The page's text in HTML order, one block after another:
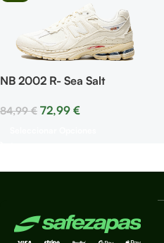
NB 2002 R- Sea Salt
84,99€ 72,99 €